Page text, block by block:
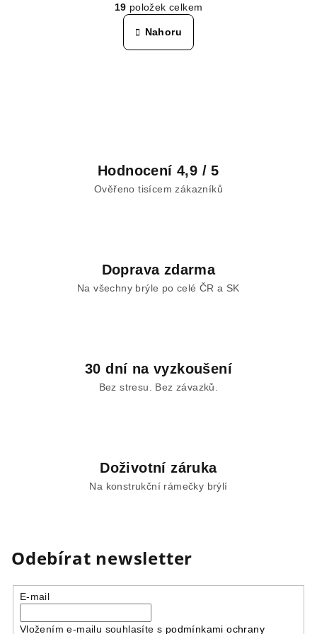
v
l
á
k
y
s
u
á
n
k
o
19 položek celkem
Nahoru
Hodnocení 4,9 / 5
Ověřeno tisícem zákazníků
Doprava zdarma
Na všechny brýle po celé ČR a SK
30 dní na vyzkoušení
Bez stresu. Bez závazků.
Doživotní záruka
Na konstrukční rámečky brýlí
Odebírat newsletter
E-mail
Vložením e-mailu souhlasíte s podmínkami ochrany